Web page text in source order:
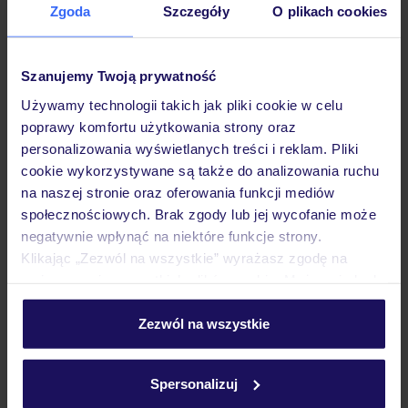
Zgoda Szczegóły O plikach cookies
Szanujemy Twoją prywatność
Używamy technologii takich jak pliki cookie w celu
poprawy komfortu użytkowania strony oraz
personalizowania wyświetlanych treści i reklam. Pliki
cookie wykorzystywane są także do analizowania ruchu
na naszej stronie oraz oferowania funkcji mediów
społecznościowych. Brak zgody lub jej wycofanie może
negatywnie wpłynąć na niektóre funkcje strony.
Klikając „Zezwól na wszystkie” wyrażasz zgodę na
personalizować swój wybór wchodząc w zakładkę
Szczegółowe informacje o plikach cookie znajdziesz
Zezwól na wszystkie
Spersonalizuj
Opinie
Wyżywienie
Atrakcje
Ważne informacje
Często zadawane pytania
Jak zmienić uczestników/osobę zgłaszającą?